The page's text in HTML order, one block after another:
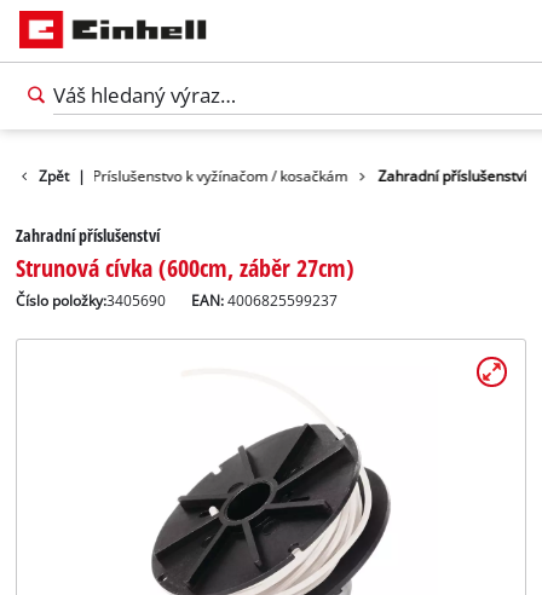
Zpět | Príslušenstvo k vyžínačom / kosačkám Zahradní příslušenství
Zahradní příslušenství
Strunová cívka (600cm, záběr 27cm)
Číslo položky:3405690 EAN:4006825599237